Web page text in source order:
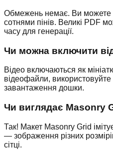
Обмежень немає. Ви можете
сотнями пінів. Великі PDF
часу для генерації.
Чи можна включити
Відео включаються як
відеофайли,
завантаження дошки.
Чи виглядає Masonry
Так! Макет Masonry Grid
— зображення різних
сітці.